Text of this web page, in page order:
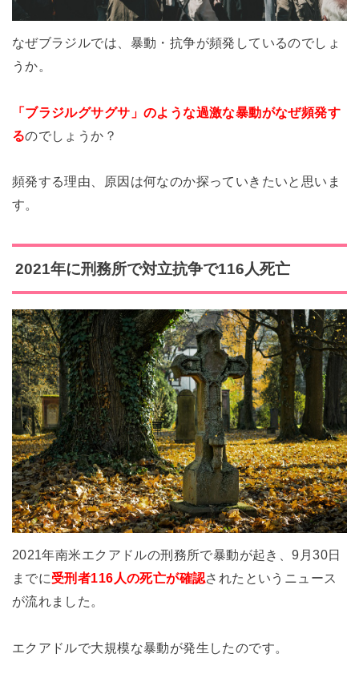
なぜブラジルでは、暴動・抗争が頻発しているのでしょ
うか。
「ブラジルグサグサ」のような過激な暴動がなぜ頻発す
るのでしょうか？
頻発する理由、原因は何なのか探っていきたいと思いま
す。
2021年に刑務所で対立抗争で116人死亡
2021年南米エクアドルの刑務所で暴動が起き、9月30日
までに受刑者116人の死亡が確認されたというニュース
が流れました。
エクアドルで大規模な暴動が発生したのです。